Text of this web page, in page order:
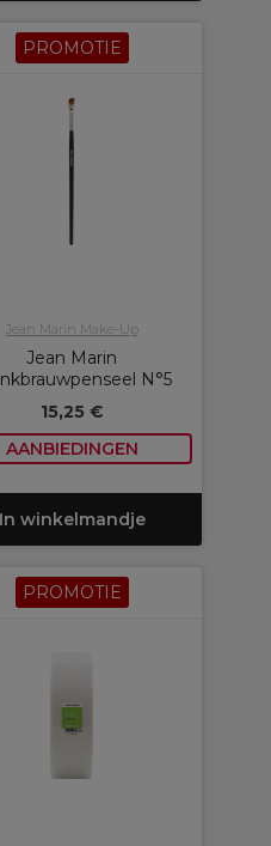
PROMOTIE
Jean Marin Make-Up
Jean Marin
N°5
15,25 €
AANBIEDINGEN
In winkelmandje
PROMOTIE